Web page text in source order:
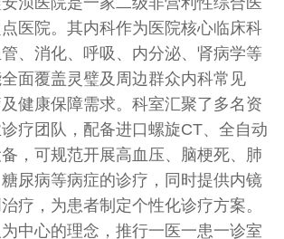
医院。其内科作为医院核心临床科
、消化、呼吸、内分泌、肾病学等
面覆盖灵璧及周边群众内科常见
健康保障需求。科室汇聚了多名资
疗团队，配备进口螺旋CT、全自动
，可规范开展高血压、脑梗死、肺
尿病等病症的诊疗，同时提供内镜
疗，为患者制定个性化诊疗方案。
中心的理念，推行一医一患一诊室